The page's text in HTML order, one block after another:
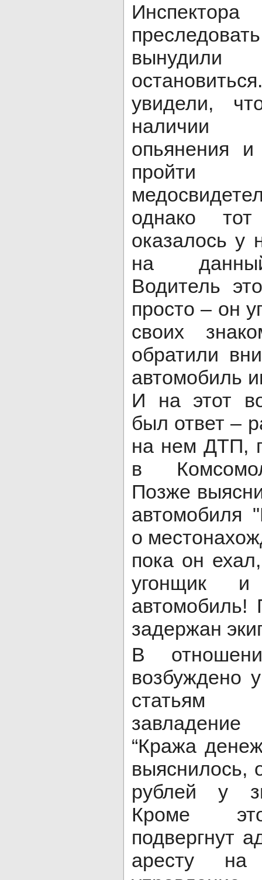
увидели,
наличии
опьянения
пройти
однако
оказалось у
на
Водитель
просто – он
своих
обратили
автомобиль
И на этот
был ответ –
на нем ДТП,
в
Позже
автомобиля
о
пока он
угонщик
автомобиль!
задержан
В
возбуждено
статьям
“Кража
выяснилось,
рублей у
Кроме
подвергнут
аресту